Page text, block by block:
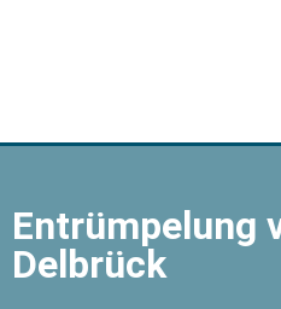
Entrümpelung
Delbrück